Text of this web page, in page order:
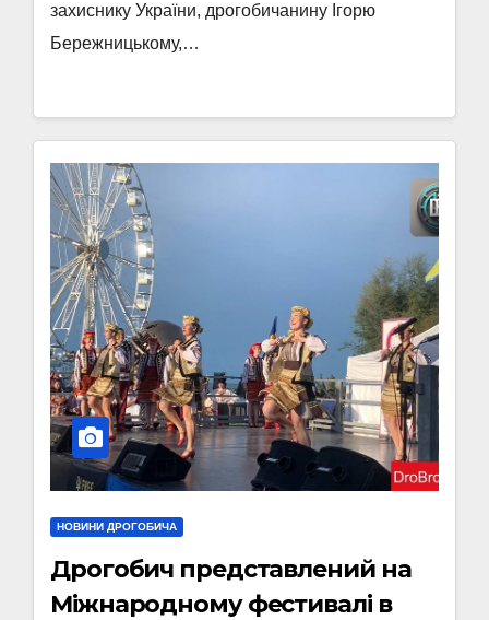
захиснику України, дрогобичанину Ігорю
Бережницькому,…
НОВИНИ ДРОГОБИЧА
Дрогобич представлений на
Міжнародному фестивалі в